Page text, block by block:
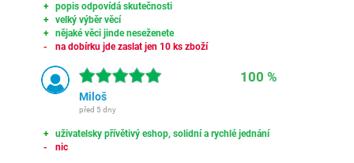
popis odpovídá skutečnosti
velký výběr věcí
nějaké věci jinde neseženete
na dobírku jde zaslat jen 10 ks zboží
100 %
Miloš
před 5 dny
uživatelsky přívětivý eshop, solidní a rychlé jednání
nic